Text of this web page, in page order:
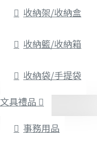
收納架/收納盒
收納籃/收納箱
收納袋/手提袋
文具禮品
事務用品